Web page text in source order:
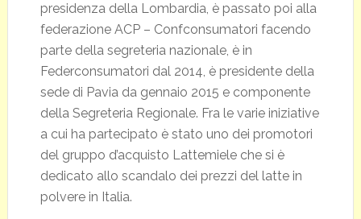
presidenza della Lombardia, è passato poi alla
federazione ACP – Confconsumatori facendo
parte della segreteria nazionale, è in
Federconsumatori dal 2014, è presidente della
sede di Pavia da gennaio 2015 e componente
della Segreteria Regionale. Fra le varie iniziative
a cui ha partecipato è stato uno dei promotori
del gruppo d’acquisto Lattemiele che si è
dedicato allo scandalo dei prezzi del latte in
polvere in Italia.